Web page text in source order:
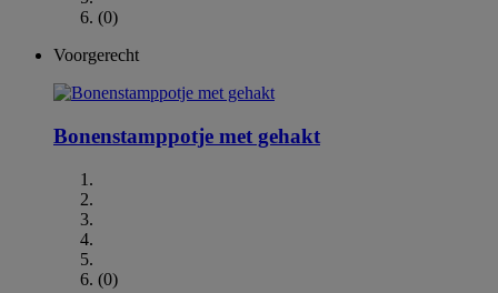
(0)
Voorgerecht
Bonenstamppotje met gehakt
(0)